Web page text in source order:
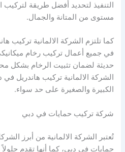
التنفيذ لتحديد أفضل طريقة
مستوى من المتانة والجمال.
كما تلتزم الشركة الالمانية تركيب
في جميع أعمال تركيب رخام
حديثة لضمان تثبيت الرخام بشكل
الشركة الالمانية تركيب هاندريل في
الكبيرة والصغيرة على حد سواء.
شركة تركيب حمايات في دبي
تُعتبر الشركة الالمانية من أبرز
حمايات في دبي، كما أنها تقدم